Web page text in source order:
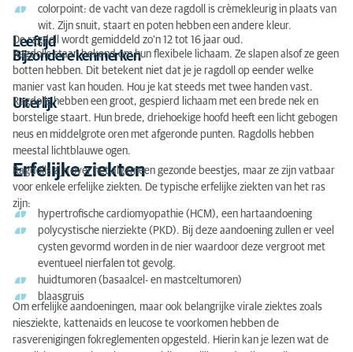
colorpoint: de vacht van deze ragdoll is crèmekleurig in plaats van
wit. Zijn snuit, staart en poten hebben een andere kleur.
Leeftijd
De ragdoll wordt gemiddeld zo’n 12 tot 16 jaar oud.
Bijzondere kenmerken
Ragdolls staan bekend om hun flexibele lichaam. Ze slapen alsof ze geen
botten hebben. Dit betekent niet dat je je ragdoll op eender welke
manier vast kan houden. Hou je kat steeds met twee handen vast.
Uiterlijk
Ragdolls hebben een groot, gespierd lichaam met een brede nek en
borstelige staart. Hun brede, driehoekige hoofd heeft een licht gebogen
neus en middelgrote oren met afgeronde punten. Ragdolls hebben
meestal lichtblauwe ogen.
Erfelijke ziekten
Ragdolls zijn over het algemeen gezonde beestjes, maar ze zijn vatbaar
voor enkele erfelijke ziekten. De typische erfelijke ziekten van het ras
zijn:
hypertrofische cardiomyopathie (HCM), een hartaandoening
polycystische nierziekte (PKD). Bij deze aandoening zullen er veel
cysten gevormd worden in de nier waardoor deze vergroot met
eventueel nierfalen tot gevolg.
huidtumoren (basaalcel- en mastceltumoren)
blaasgruis
Om erfelijke aandoeningen, maar ook belangrijke virale ziektes zoals
niesziekte, kattenaids en leucose te voorkomen hebben de
rasverenigingen fokreglementen opgesteld. Hierin kan je lezen wat de